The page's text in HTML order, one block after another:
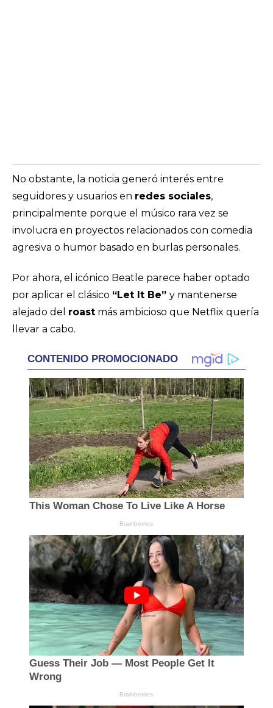
No obstante, la noticia generó interés entre
seguidores y usuarios en redes sociales,
principalmente porque el músico rara vez se
involucra en proyectos relacionados con comedia
agresiva o humor basado en burlas personales.
Por ahora, el icónico Beatle parece haber optado
por aplicar el clásico “Let It Be” y mantenerse
alejado del roast más ambicioso que Netflix quería
llevar a cabo.